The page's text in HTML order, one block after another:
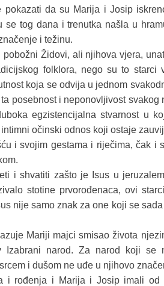
pokazati da su Marija i Josip
tog dana i trenutka našla u
i težinu.
pobožni Židovi, ali njihova vjera,
folklora, nego su to starci
koja se odvija u jednom
posebnost i neponovljivost
egzistencijalna stvarnost u
očinski odnos koji ostaje
i svojim gestama i riječima, čak i
i shvatiti zašto je Isus u
stotine prvorođenaca, ovi
nije samo znak za one koji se
Mariji majci smisao života
Izabrani narod. Za narod koji se
i dušom ne uđe u njihovo
i rođenja i Marija i Josip imali